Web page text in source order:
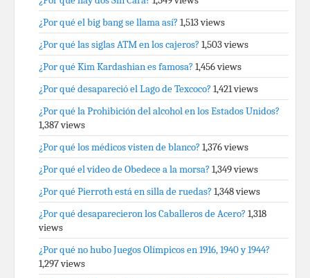
¿Por qué el big bang se llama así? 1,513 views
¿Por qué las siglas ATM en los cajeros? 1,503 views
¿Por qué Kim Kardashian es famosa? 1,456 views
¿Por qué desapareció el Lago de Texcoco? 1,421 views
¿Por qué la Prohibición del alcohol en los Estados Unidos?
1,387 views
¿Por qué los médicos visten de blanco? 1,376 views
¿Por qué el video de Obedece a la morsa? 1,349 views
¿Por qué Pierroth está en silla de ruedas? 1,348 views
¿Por qué desaparecieron los Caballeros de Acero? 1,318
views
¿Por qué no hubo Juegos Olímpicos en 1916, 1940 y 1944?
1,297 views